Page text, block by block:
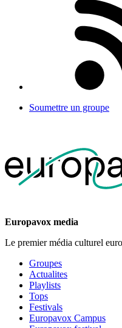
Soumettre un groupe
Europavox media
Le premier média culturel
Groupes
Actualites
Playlists
Tops
Festivals
Europavox Campus